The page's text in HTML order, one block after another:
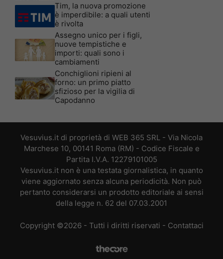
Tim, la nuova promozione
è imperdibile: a quali utenti
è rivolta
Assegno unico per i figli,
nuove tempistiche e
importi: quali sono i
cambiamenti
Conchiglioni ripieni al
forno: un primo piatto
sfizioso per la vigilia di
Capodanno
Vesuvius.it di proprietà di WEB 365 SRL - Via Nicola
Marchese 10, 00141 Roma (RM) - Codice Fiscale e
Partita I.V.A. 12279101005
Vesuvius.it non è una testata giornalistica, in quanto
viene aggiornato senza alcuna periodicità. Non può
pertanto considerarsi un prodotto editoriale ai sensi
della legge n. 62 del 07.03.2001
Copyright ©2026 - Tutti i diritti riservati - Contattaci